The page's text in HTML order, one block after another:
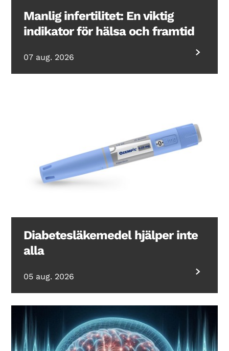
Manlig infertilitet: En viktig
indikator för hälsa och framtid
07 aug. 2026
Diabetesläkemedel hjälper inte
alla
05 aug. 2026